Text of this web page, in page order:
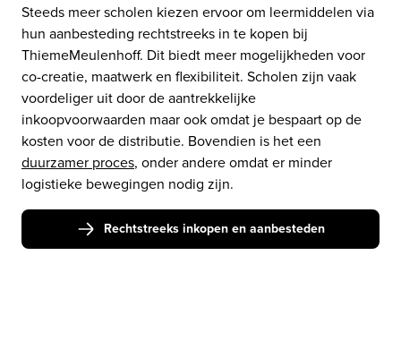
Steeds meer scholen kiezen ervoor om leermiddelen via
hun aanbesteding rechtstreeks in te kopen bij
ThiemeMeulenhoff. Dit biedt meer mogelijkheden voor
co-creatie, maatwerk en flexibiliteit. Scholen zijn vaak
voordeliger uit door de aantrekkelijke
inkoopvoorwaarden maar ook omdat je bespaart op de
duurzamer proces, onder andere omdat er minder
logistieke bewegingen nodig zijn.
Rechtstreeks inkopen en aanbesteden